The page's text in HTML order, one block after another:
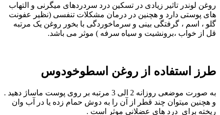
روغن لوندر تاثیر زیادی در تسکین درد سردردهای میگرنی و التهاب
های پوستی دارد و هچنین در درمان مشکلات تنفسی (نظیر عفونت
گلو ، اسم ، گرفتگی بینی و سرماخوردگی با بخور روغن یک مرتبه
قل از خواب ،برونشیت و سیاه سرفه ) موثر می باشد.
طرز استفاده از روغن اسطوخودوس
به صورت موضعی روزانه 2 الی 3 مرتبه بر روی پوست ماساژ دهید .
و هچنین میتوان چند قطر از آن را به دوش حمام زده یا در آب وان
ریخته برای درد های عضلانی موثر است .